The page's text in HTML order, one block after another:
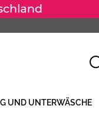
UND UNTERWÄSCHE